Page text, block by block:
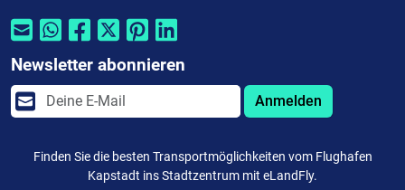
Newsletter abonnieren
Anmelden
Finden Sie die besten Transportmöglichkeiten vom Flughafen
Kapstadt ins Stadtzentrum mit eLandFly.